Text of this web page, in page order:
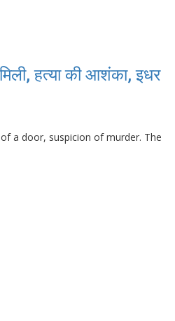
हत्या की आशंका, इधर
a door, suspicion of murder. The